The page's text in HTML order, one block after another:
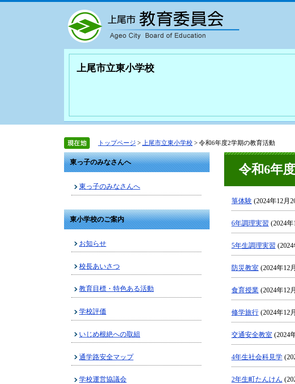
上尾市立東小学校
トップページ > 上尾市立東小学校 > 令和6年度2学期の教育活動
東っ子のみなさんへ
東っ子のみなさんへ
東小学校のご案内
お知らせ
校長あいさつ
教育目標・特色ある活動
学校評価
いじめ根絶への取組
通学路安全マップ
学校運営協議会
令和6年
箏体験 (2024年12月
6年調理実習 (2024
5年生調理実習
防災教室 (2024年12
食育授業 (2024年12
修学旅行 (2024年12
交通安全教室 (2024
4年生社会科見学
2年生町たんけん